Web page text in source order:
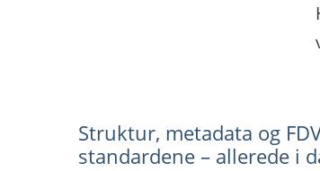
Struktur, metadata og
standardene – allerede i